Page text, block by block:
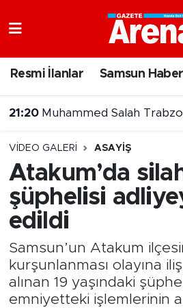
Resmi İlanlar Samsun Haber
21:20 Muhammed Salah
VIDEO GALERI ASAYIŞ
Atakum’da
şüphelisi
edildi
Samsun’un Atakum
kurşunlanması olayına
alınan 19 yaşındaki
emniyetteki işlemlerinin
Süper Lig Puan Durumu
Tüm Manşetler
Son Dakika Haberleri
Haber Arşivi